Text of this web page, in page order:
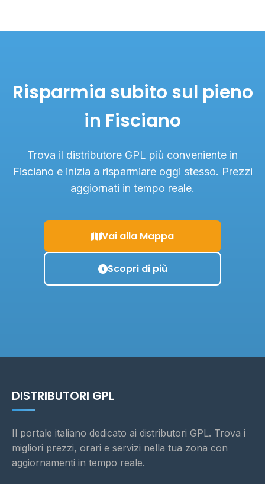
Risparmia subito sul pieno
in Fisciano
Trova il distributore GPL più conveniente in
Fisciano e inizia a risparmiare oggi stesso. Prezzi
aggiornati in tempo reale.
Vai alla Mappa
Scopri di più
DISTRIBUTORI GPL
Il portale italiano dedicato ai distributori GPL. Trova i
migliori prezzi, orari e servizi nella tua zona con
aggiornamenti in tempo reale.